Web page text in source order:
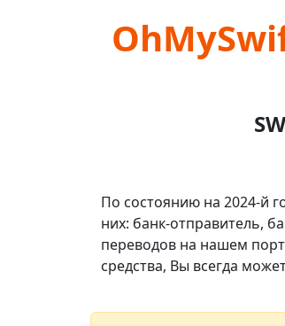
По состоянию на 2024-й
них: банк-отправитель,
переводов на нашем
средства, Вы всегда